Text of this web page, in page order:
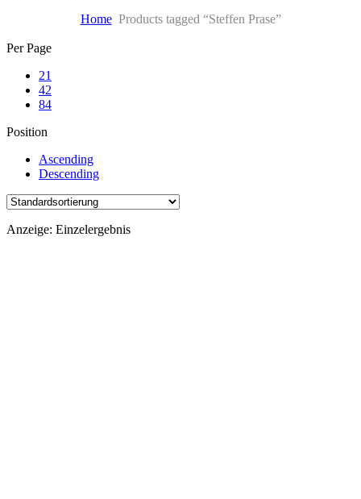
HomeProducts tagged “Steffen Prase”
Skip
content
Per Page
21
42
84
Position
Ascending
Descending
Anzeige: Einzelergebnis